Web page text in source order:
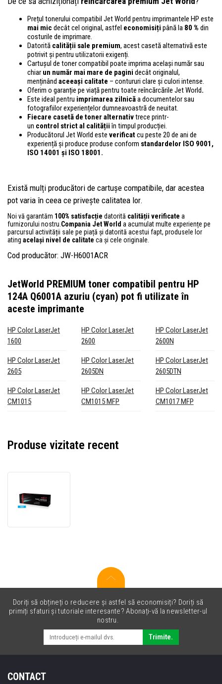
Prețul tonerului compatibil Jet World pentru imprimantele HP este
mai mic decât cel original, astfel economisiți până la 80 % din
costurile de imprimare.
Datorită calității sale premium, acest casetă alternativă este
potrivit și pentru utilizatorii exigenți.
Cartușul de toner compatibil poate imprima același număr sau
chiar un număr mai mare de pagini decât originalul,
menținând aceeași calitate – contururi clare și culori intense.
Oferim o garanție pe viață pentru toate reîncărcările Jet World.
Este ideal pentru imprimarea zilnicăa documentelor sau
fotografiilor experiențelor dumneavoastră de neuitat.
Fiecare casetă de toner alternativtrece printr-
un control strict al calitățiiîn timpul producției.
Producătorul Jet World este verificatcu peste 20 de ani de
experiență și produce produse conform standardelor ISO 9001,
ISO 14001 și ISO 18001.
Există mulți producători de cartușe compatibile, dar acestea
pot varia în ceea ce privește calitatea lor.
Noi vă garantăm 100% satisfacție datorită calității verificate a
furnizorului nostru. Compania Jet World a acumulat multe experiențe pe
parcursul activității sale pe piață și datorită acestui fapt, produsele lor
ating același nivel de calitate ca și cele originale.
Cod producător: JW-H6001ACR
JetWorld PREMIUM toner compatibil pentru HP
124A Q6001A azuriu (cyan) pot fi utilizate în
aceste imprimante
HP Color LaserJet
1600
HP Color LaserJet
2600
HP Color LaserJet
2600N
HP Color LaserJet
2605
HP Color LaserJet
2605DN
HP Color LaserJet
2605DTN
HP Color LaserJet
CM1015
HP Color LaserJet
CM1015 MFP
HP Color LaserJet
CM1017 MFP
Produse vizitate recent
pentru
Doriți să obțineți o reducere și astfel să economisiți? Doriți să
primiți sfaturi și tutoriale interesante? Abonați-vă la newsletter-ul
nostru.
Trimite.
CONTACT